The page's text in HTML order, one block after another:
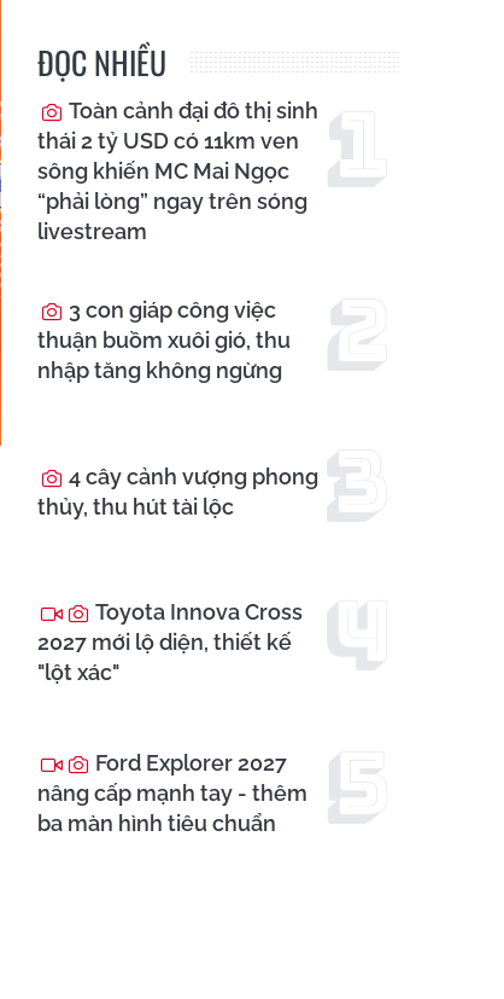
ĐỌC NHIỀU
Toàn cảnh đại đô thị sinh
thái 2 tỷ USD có 11km ven
sông khiến MC Mai Ngọc
“phải lòng” ngay trên sóng
livestream
3 con giáp công việc
thuận buồm xuôi gió, thu
nhập tăng không ngừng
4 cây cảnh vượng phong
thủy, thu hút tài lộc
Toyota Innova Cross
2027 mới lộ diện, thiết kế
"lột xác"
Ford Explorer 2027
nâng cấp mạnh tay - thêm
ba màn hình tiêu chuẩn